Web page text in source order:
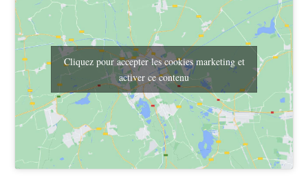
Cliquez pour accepter les cookies marketing et
activer ce contenu